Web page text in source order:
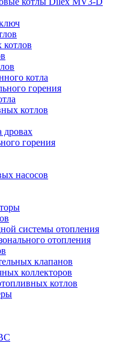
котла
горения
котлов
дровах
горения
насосов
системы отопления
отопления
клапанов
коллекторов
котлов